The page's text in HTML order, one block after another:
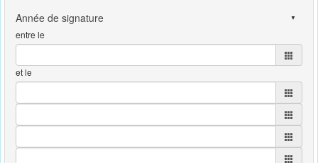
entre le
et le